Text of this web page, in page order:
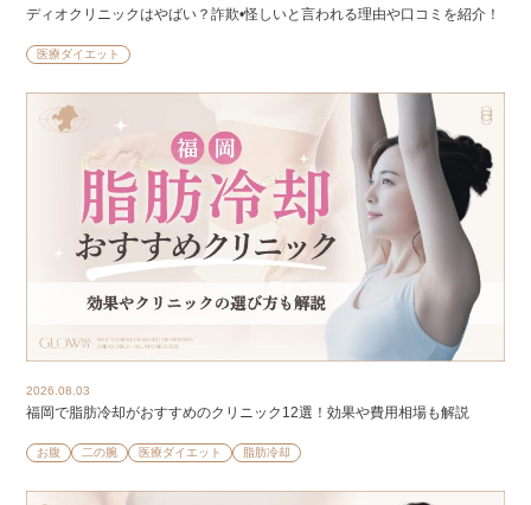
ディオクリニックはやばい？詐欺•怪しいと言われる理由や口コミを紹介！
医療ダイエット
2026.08.03
福岡で脂肪冷却がおすすめのクリニック12選！効果や費用相場も解説
お腹 二の腕 医療ダイエット 脂肪冷却